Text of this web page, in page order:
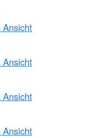
Ansicht
Ansicht
Ansicht
Ansicht